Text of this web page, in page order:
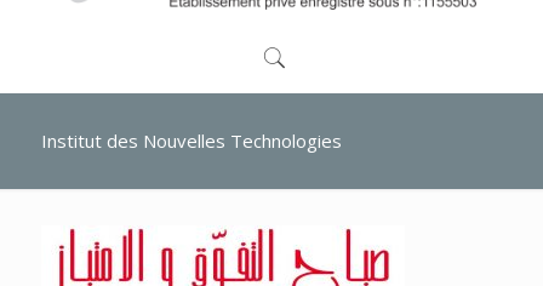
Institut des Nouvelles Technologies